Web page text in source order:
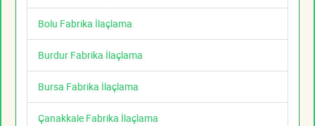
Bolu Fabrika İlaçlama
Burdur Fabrika İlaçlama
Bursa Fabrika İlaçlama
Çanakkale Fabrika İlaçlama